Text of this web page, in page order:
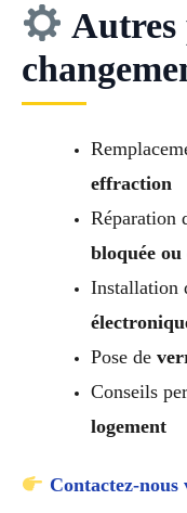
Autres
effraction
Réparation
bloquée ou
Installation
Pose de
Conseils
logement
Contactez-